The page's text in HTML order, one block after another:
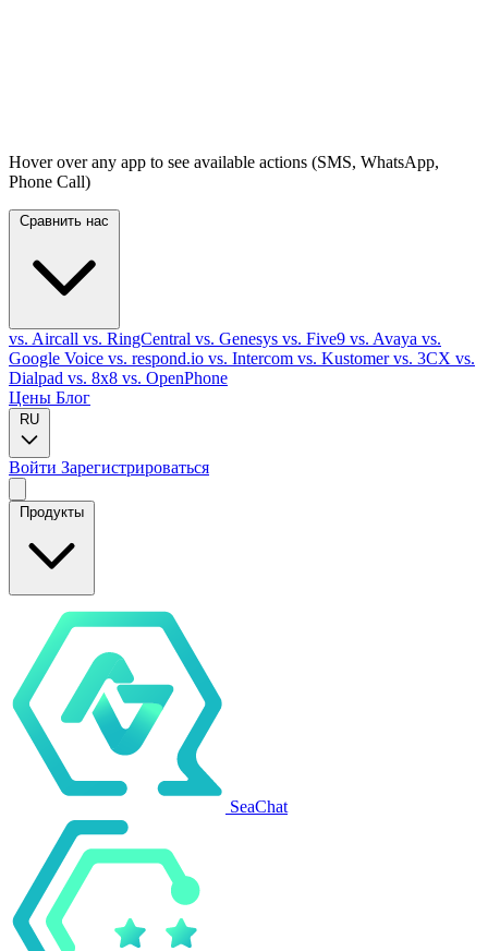
Hover over any app to see available actions (SMS, WhatsApp,
Phone Call)
vs. Aircall vs. RingCentral vs. Genesys vs. Five9 vs. Avaya vs.
Google Voice vs. respond.io vs. Intercom vs. Kustomervs. 3CX vs.
Dialpad vs. 8x8 vs. OpenPhone
Цены Блог
RU
Войти Зарегистрироваться
Продукты
SeaChat